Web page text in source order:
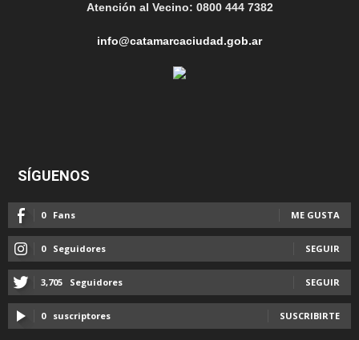
Atención al Vecino: 0800 444 7382
info@catamarcaciudad.gob.ar
SÍGUENOS
0 Fans ME GUSTA
0 Seguidores SEGUIR
3,705 Seguidores SEGUIR
0 suscriptores SUSCRIBIRTE